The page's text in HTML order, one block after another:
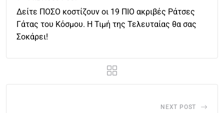
Δείτε ΠΟΣΟ κοστίζουν οι 19 ΠΙΟ ακριβές Ράτσες
Γάτας του Κόσμου. Η Τιμή της Τελευταίας θα σας
Σοκάρει!
NEXT POST